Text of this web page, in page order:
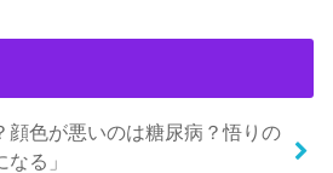
顔色が悪いのは糖尿病？悟りの
る」